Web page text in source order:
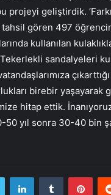
projeyi geliştirdik.
gören 497
kullanılan
sandalyeleri
birebir
hitap ettik.
50 yıl sonra 30-40 bin
Twitter LinkedInTumblr